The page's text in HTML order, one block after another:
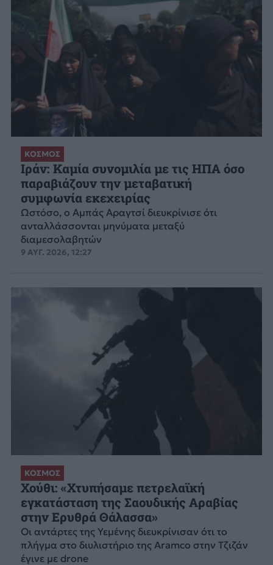
ΚΟΣΜΟΣ
Ιράν: Καμία συνομιλία με τις ΗΠΑ όσο
παραβιάζουν την μεταβατική
συμφωνία εκεχειρίας
Ωστόσο, ο Αμπάς Αραγτσί διευκρίνισε ότι
ανταλλάσσονται μηνύματα μεταξύ
διαμεσολαβητών
9 ΑΥΓ. 2026, 12:27
ΚΟΣΜΟΣ
Χούθι: «Χτυπήσαμε πετρελαϊκή
εγκατάσταση της Σαουδικής Αραβίας
στην Ερυθρά Θάλασσα»
Οι αντάρτες της Υεμένης διευκρίνισαν ότι το
πλήγμα στο διυλιστήριο της Aramco στην Τζιζάν
έγινε με drone